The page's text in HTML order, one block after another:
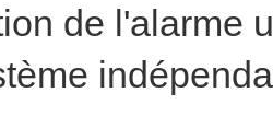
de l'alarme